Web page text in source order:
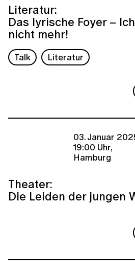
Literatur:
Das lyrische Foyer –
nicht mehr!
Talk Literatur
03. Januar
19:00 Uhr,
Hamburg
Theater:
Die Leiden der jungen